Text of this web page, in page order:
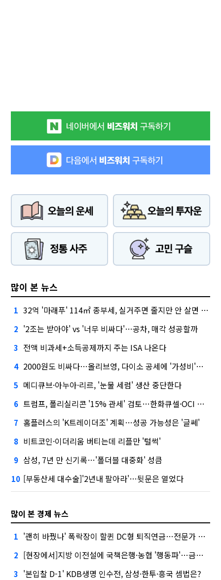
많이 본 뉴스
1 32억 '마래푸' 114㎡ 종부세, 실거주면 줄지만 안 살면 2.5배
2 '2조는 받아야' vs '너무 비싸다'…공차, 매각 성공할까
3 전액 비과세+소득공제까지 주는 ISA 나온다
4 2000원도 비싸다…올리브영, 다이소 공세에 '가성비'로 맞불
5 메디큐브·아누아·리르, '눈물 세럼' 생산 중단한다
6 트럼프, 폴리실리콘 '15% 관세' 검토…한화큐셀·OCI 영향은?
7 홈플러스의 'K트레이더조' 계획…성공 가능성은 '글쎄'
8 비트코인·이더리움 버티는데 리플만 '털썩'
9 삼성, 7년 만 신기록…'폴더블 대중화' 성큼
10 [부동산세 대수술]'2년내 팔아라'…뒷문은 열었다
많이 본 경제 뉴스
1 '괜히 바꿨나' 폭락장이 할퀸 DC형 퇴직연금…전문가 조언은
2 [현장에서]지방 이전설에 국책은행·농협 '행동파'…금감원 '신중모드'
3 '본입찰 D-1' KDB생명 인수전, 삼성·한투·흥국 셈법은?